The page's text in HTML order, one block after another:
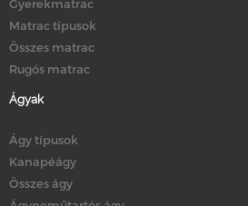
Gyerekmatrac
Matrac típusok
Összes matrac
Rugós matrac
Ágyak
Ágy típusok
Kanapéágy
Összes ágy